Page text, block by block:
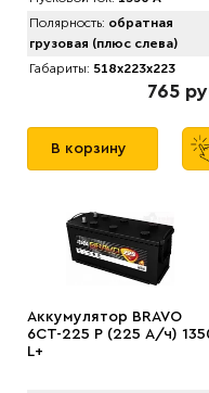
Полярность: обратная
грузовая (плюс слева)
Габариты: 518x223x223
765
В корзину
Аккумулятор BRAVO
6СТ-225 Р (225 А/ч)
L+